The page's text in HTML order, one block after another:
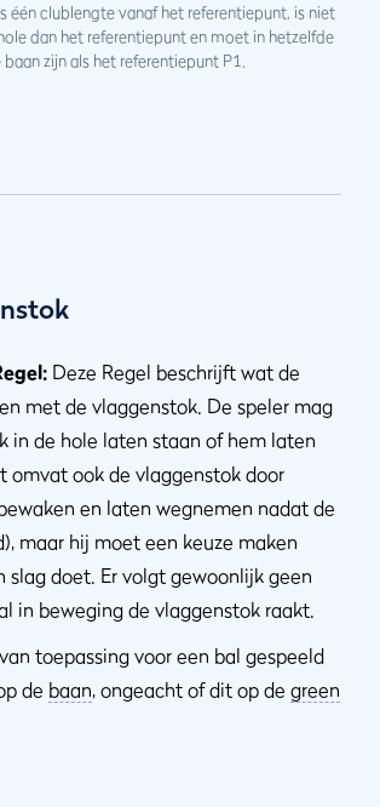
één clublengte vanaf het referentiepunt, is niet
dan het referentiepunt en moet in hetzelfde
zijn als het referentiepunt P1.
Deze Regel beschrijft wat de
met de vlaggenstok. De speler mag
in de hole laten staan of hem laten
omvat ook de vlaggenstok door
en laten wegnemen nadat de
maar hij moet een keuze maken
slag doet. Er volgt gewoonlijk geen
in beweging de vlaggenstok raakt.
toepassing voor een bal gespeeld
de baan, ongeacht of dit op de green